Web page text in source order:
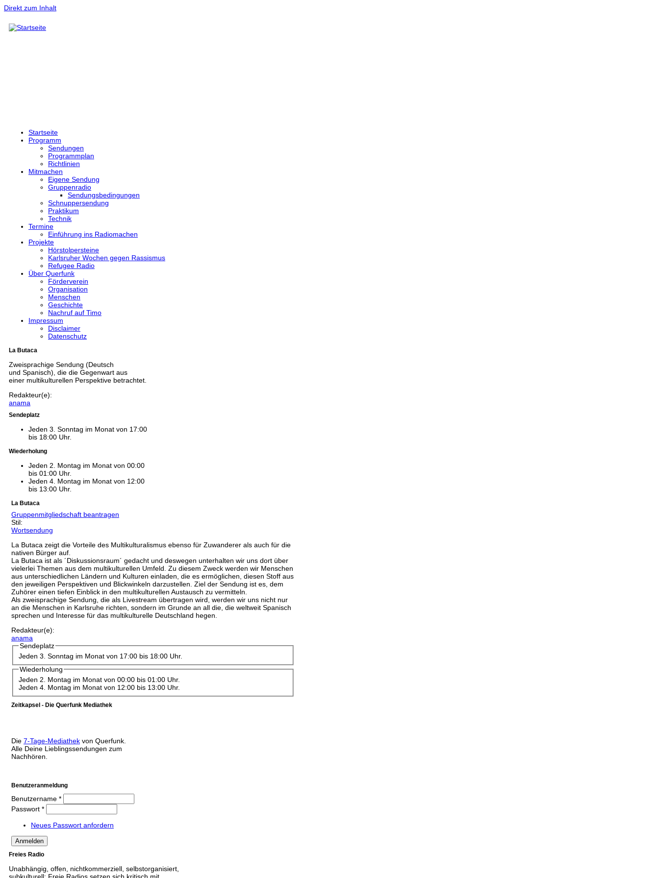
Direkt zum Inhalt
Startseite
Programm
Sendungen
Programmplan
Richtlinien
Mitmachen
Eigene Sendung
Gruppenradio
Sendungsbedingungen
Schnuppersendung
Praktikum
Technik
Termine
Einführung ins Radiomachen
Projekte
Hörstolpersteine
Karlsruher Wochen gegen Rassismus
Refugee Radio
Über Querfunk
Förderverein
Organisation
Menschen
Geschichte
Nachruf auf Timo
Impressum
Disclaimer
Datenschutz
La Butaca
Zweisprachige Sendung (Deutsch
und Spanisch), die die Gegenwart aus
einer multikulturellen Perspektive betrachtet.
Redakteur(e):
anama
Sendeplatz
Jeden 3. Sonntag im Monat von 17:00
bis 18:00 Uhr.
Wiederholung
Jeden 2. Montag im Monat von 00:00
bis 01:00 Uhr.
Jeden 4. Montag im Monat von 12:00
bis 13:00 Uhr.
La Butaca
Gruppenmitgliedschaft beantragen
Stil:
Wortsendung
La Butaca zeigt die Vorteile des Multikulturalismus ebenso für Zuwanderer als auch für die
nativen Bürger auf.
La Butaca ist als ´Diskussionsraum´ gedacht und deswegen unterhalten wir uns dort über
vielerlei Themen aus dem multikulturellen Umfeld. Zu diesem Zweck werden wir Menschen
aus unterschiedlichen Ländern und Kulturen einladen, die es ermöglichen, diesen Stoff aus
den jeweiligen Perspektiven und Blickwinkeln darzustellen. Ziel der Sendung ist es, dem
Zuhörer einen tiefen Einblick in den multikulturellen Austausch zu vermitteln.
Als zweisprachige Sendung, die als Livestream übertragen wird, werden wir uns nicht nur
an die Menschen in Karlsruhe richten, sondern im Grunde an all die, die weltweit Spanisch
sprechen und Interesse für das multikulturelle Deutschland hegen.
Redakteur(e):
anama
Sendeplatz
Jeden 3. Sonntag im Monat von 17:00 bis 18:00 Uhr.
Wiederholung
Jeden 2. Montag im Monat von 00:00 bis 01:00 Uhr.
Jeden 4. Montag im Monat von 12:00 bis 13:00 Uhr.
Zeitkapsel - Die Querfunk Mediathek
Die 7-Tage-Mediathek von Querfunk.
Alle Deine Lieblingssendungen zum
Nachhören.
Benutzeranmeldung
Benutzername *
Passwort *
Neues Passwort anfordern
Freies Radio
Unabhängig, offen, nichtkommerziell, selbstorganisiert,